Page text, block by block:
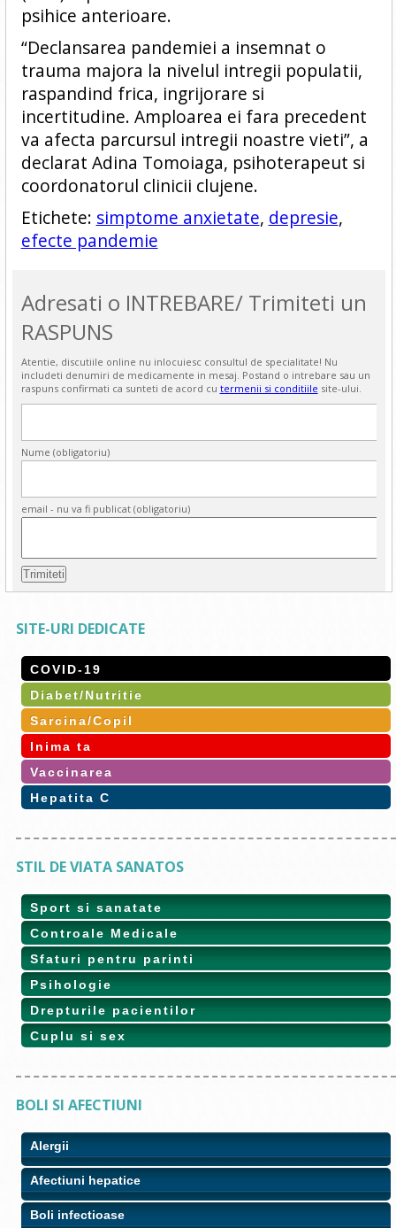
psihice anterioare.
“Declansarea pandemiei a insemnat o
trauma majora la nivelul intregii populatii,
raspandind frica, ingrijorare si
incertitudine. Amploarea ei fara precedent
va afecta parcursul intregii noastre vieti”, a
declarat Adina Tomoiaga, psihoterapeut si
coordonatorul clinicii clujene.
Etichete: simptome anxietate, depresie,
efecte pandemie
Adresati o INTREBARE/ Trimiteti un
RASPUNS
Atentie, discutiile online nu inlocuiesc consultul de specialitate! Nu
includeti denumiri de medicamente in mesaj. Postand o intrebare sau un
raspuns confirmati ca sunteti de acord cu termenii si conditiile site-ului.
Nume (obligatoriu)
email - nu va fi publicat (obligatoriu)
SITE-URI DEDICATE
COVID-19
Diabet/Nutritie
Sarcina/Copil
Inima ta
Vaccinarea
Hepatita C
STIL DE VIATA SANATOS
Sport si sanatate
Controale Medicale
Sfaturi pentru parinti
Psihologie
Drepturile pacientilor
Cuplu si sex
BOLI SI AFECTIUNI
Alergii
Afectiuni hepatice
Boli infectioase